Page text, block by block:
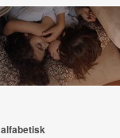
alfabetisk